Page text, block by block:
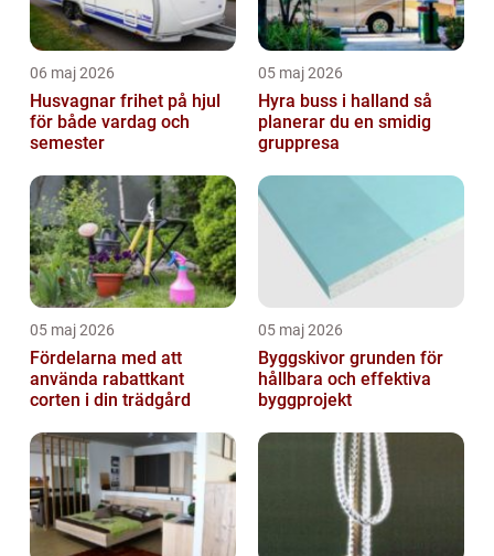
06 maj 2026
Husvagnar frihet på hjul
för både vardag och
semester
05 maj 2026
Hyra buss i halland så
planerar du en smidig
gruppresa
05 maj 2026
Fördelarna med att
använda rabattkant
corten i din trädgård
05 maj 2026
Byggskivor grunden för
hållbara och effektiva
byggprojekt